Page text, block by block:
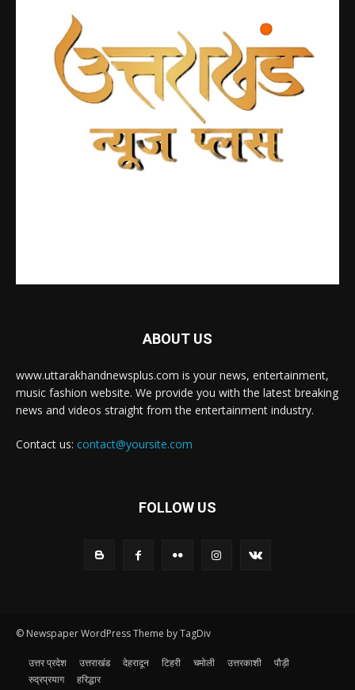
ABOUT US
www.uttarakhandnewsplus.com is your news, entertainment,
music fashion website. We provide you with the latest breaking
news and videos straight from the entertainment industry.
Contact us: contact@yoursite.com
FOLLOW US
© Newspaper WordPress Theme by TagDiv
उत्तर प्रदेश उत्तराखंड देहरादून टिहरी चमोली उत्तरकाशी
पौड़ी
रुद्रप्रयाग
हरिद्धार